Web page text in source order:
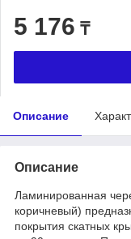
5 176 ₸
Описание
Описание
Ламинированная
коричневый)
покрытия скатных